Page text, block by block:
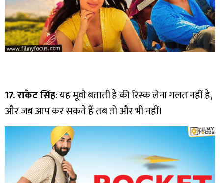
17. राकेट सिंह: यह मूवी बताती है की रिस्क लेना गलत नहीं है,
और जब आप कर सकते हैं तब तो और भी नहीं।